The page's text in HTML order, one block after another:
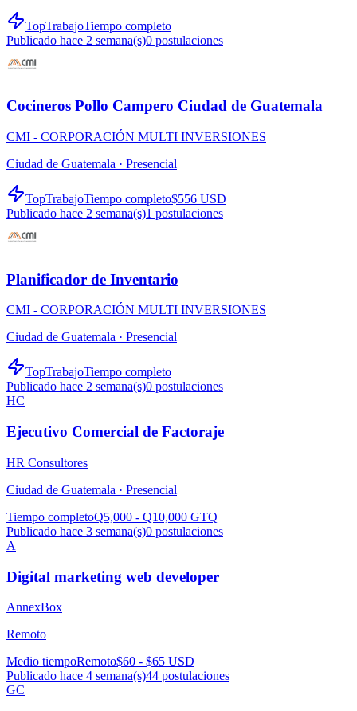
TopTrabajoTiempo completo
Publicado hace 2 semana(s)0 postulaciones
Cocineros Pollo Campero Ciudad de Guatemala
CMI - CORPORACIÓN MULTI INVERSIONES
Ciudad de Guatemala · Presencial
TopTrabajoTiempo completo$556 USD
Publicado hace 2 semana(s)1 postulaciones
Planificador de Inventario
CMI - CORPORACIÓN MULTI INVERSIONES
Ciudad de Guatemala · Presencial
TopTrabajoTiempo completo
Publicado hace 2 semana(s)0 postulaciones
HC
Ejecutivo Comercial de Factoraje
HR Consultores
Ciudad de Guatemala · Presencial
Tiempo completoQ5,000 - Q10,000 GTQ
Publicado hace 3 semana(s)0 postulaciones
A
Digital marketing web developer
AnnexBox
Remoto
Medio tiempoRemoto$60 - $65 USD
Publicado hace 4 semana(s)44 postulaciones
GC